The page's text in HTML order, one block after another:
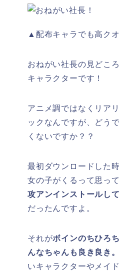
▲配布キャラでも高クオ
おねがい社長の見どこ
キャラクターです！
アニメ調ではなくリア
ックなんですが、どう
くないですか？？
最初ダウンロードした
女の子がくるって思っ
攻アンインストールし
だったんですよ。
それがボインのちひろ
んなちゃんも良き良き。
いキャラクターやメイ